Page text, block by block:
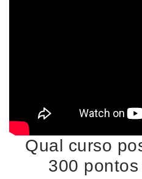
Qual curso
300